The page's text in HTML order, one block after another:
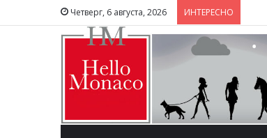
Четверг, 6 августа, 2026 ИНТЕРЕСНО